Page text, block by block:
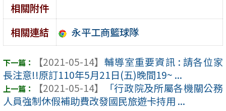
相關附件
相關連結
永平工商籃球隊
【2021-05-14】 輔導室重要資訊 : 請各位家
長注意!!原訂110年5月21日(五)晚間19~ ...
【2021-05-14】
「行政院及所屬各機關公務
人員強制休假補助費改發國民旅遊卡持用 ...